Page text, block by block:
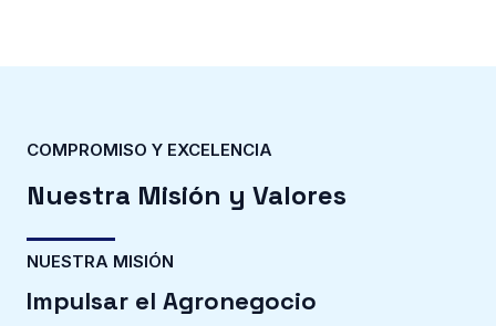
COMPROMISO Y EXCELENCIA
Nuestra Misión y Valores
NUESTRA MISIÓN
Impulsar el Agronegocio